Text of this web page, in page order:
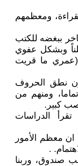
ومعظمهم
ببغضه للكتب
وبشكل عفوي
(عمري ما قريت
نطق الحروف
تماما، ومنهم من
كبير.
الدراسات
ان معظم الأمور
.
صندوق، وربنا